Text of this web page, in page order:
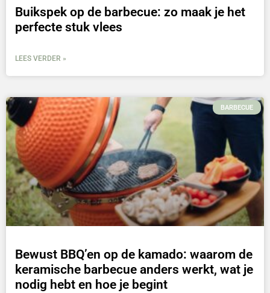
Buikspek op de barbecue: zo maak je het
perfecte stuk vlees
LEES VERDER »
BARBECUE
Bewust BBQ’en op de kamado: waarom de
keramische barbecue anders werkt, wat je
nodig hebt en hoe je begint